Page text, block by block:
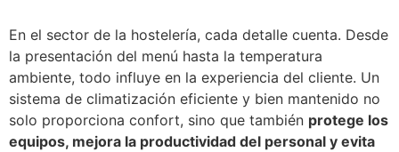
En el sector de la hostelería, cada detalle cuenta. Desde
la presentación del menú hasta la temperatura
ambiente, todo influye en la experiencia del cliente. Un
sistema de climatización eficiente y bien mantenido no
solo proporciona confort, sino que también protege los
equipos, mejora la productividad del personal y evita